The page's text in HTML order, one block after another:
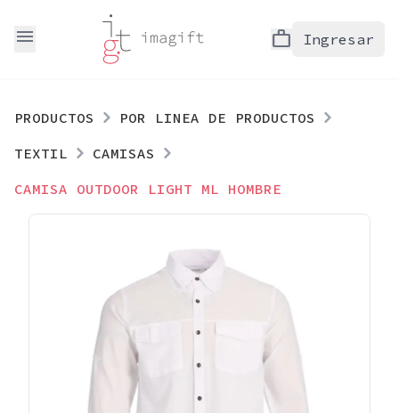
menu work Ingresar
PRODUCTOS
POR LINEA DE PRODUCTOS
TEXTIL
CAMISAS
CAMISA OUTDOOR LIGHT ML HOMBRE